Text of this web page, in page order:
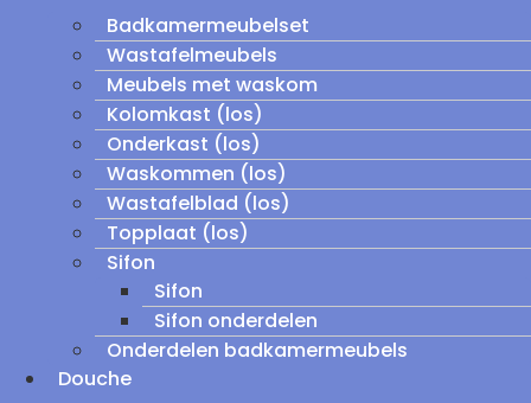
Badkamermeubelset
Wastafelmeubels
Meubels met waskom
Kolomkast (los)
Onderkast (los)
Waskommen (los)
Wastafelblad (los)
Topplaat (los)
Sifon
Sifon
Sifon onderdelen
Onderdelen badkamermeubels
Douche